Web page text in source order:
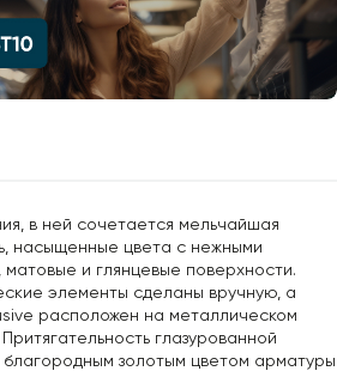
в ней сочетается мельчайшая
насыщенные цвета с нежными
и глянцевые поверхности.
элементы сделаны вручную, а
расположен на металлическом
глазурованной
золотым цветом арматуры